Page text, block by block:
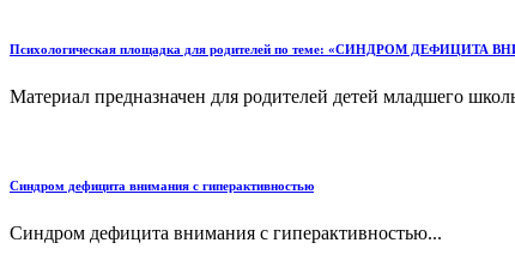
Психологическая площадка для родителей по теме: «СИНДРОМ
Материал предназначен для родителей детей младшего
Синдром дефицита внимания с гиперактивностью
Синдром дефицита внимания с гиперактивностью...